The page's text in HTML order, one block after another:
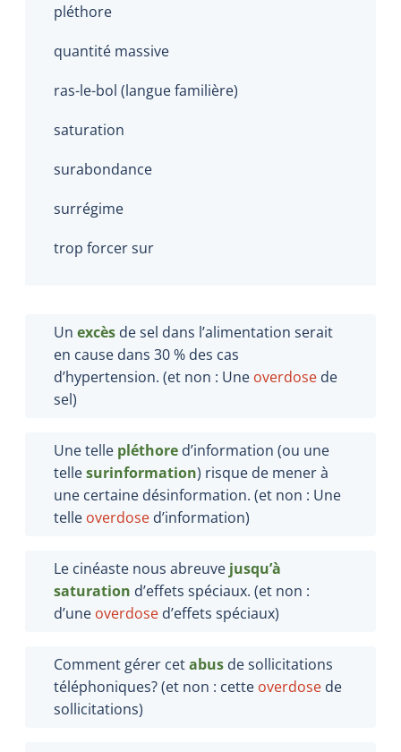
pléthore
quantité massive
ras-le-bol (langue familière)
saturation
surabondance
surrégime
trop forcer sur
Un excès de sel dans l’alimentation serait
en cause dans 30 % des cas
d’hypertension. (et non : Une overdose de
sel)
Une telle pléthore d’information (ou une
tellesurinformation) risque de mener à
une certaine désinformation. (et non : Une
telle overdose d’information)
Le cinéaste nous abreuve jusqu’à
saturation d’effets spéciaux. (et non :
d’une overdose d’effets spéciaux)
Comment gérer cetabus de sollicitations
téléphoniques? (et non : cette overdose de
sollicitations)